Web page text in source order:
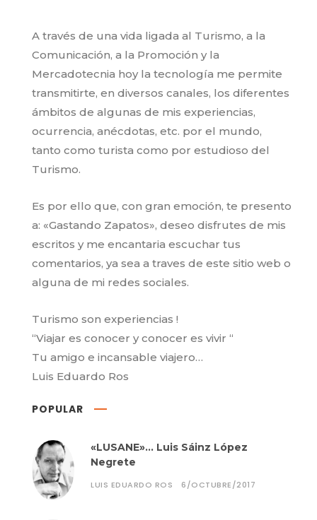
A través de una vida ligada al Turismo, a la
Comunicación, a la Promoción y la
Mercadotecnia hoy la tecnología me permite
transmitirte, en diversos canales, los diferentes
ámbitos de algunas de mis experiencias,
ocurrencia, anécdotas, etc. por el mundo,
tanto como turista como por estudioso del
Turismo.
Es por ello que, con gran emoción, te presento
a: «Gastando Zapatos», deseo disfrutes de mis
escritos y me encantaria escuchar tus
comentarios, ya sea a traves de este sitio web o
alguna de mi redes sociales.
Turismo son experiencias !
“Viajar es conocer y conocer es vivir “
Tu amigo e incansable viajero…
Luis Eduardo Ros
POPULAR
«LUSANE»… Luis Sáinz López
Negrete
LUIS EDUARDO ROS 6/OCTUBRE/2017